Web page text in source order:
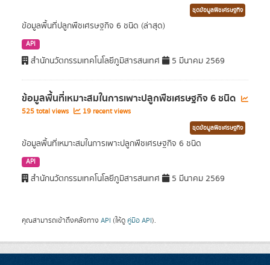
ชุดข้อมูลพืชเศรษฐกิจ
ข้อมูลพื้นที่ปลูกพืชเศรษฐกิจ 6 ชนิด (ล่าสุด)
API
สำนักนวัตกรรมเทคโนโลยีภูมิสารสนเทศ 5 มีนาคม 2569
ข้อมูลพื้นที่เหมาะสมในการเพาะปลูกพืชเศรษฐกิจ 6 ชนิด
525 total views 19 recent views
ชุดข้อมูลพืชเศรษฐกิจ
ข้อมูลพื้นที่เหมาะสมในการเพาะปลูกพืชเศรษฐกิจ 6 ชนิด
API
สำนักนวัตกรรมเทคโนโลยีภูมิสารสนเทศ 5 มีนาคม 2569
คุณสามารถเข้าถึงคลังทาง API (ให้ดู คู่มือ API).